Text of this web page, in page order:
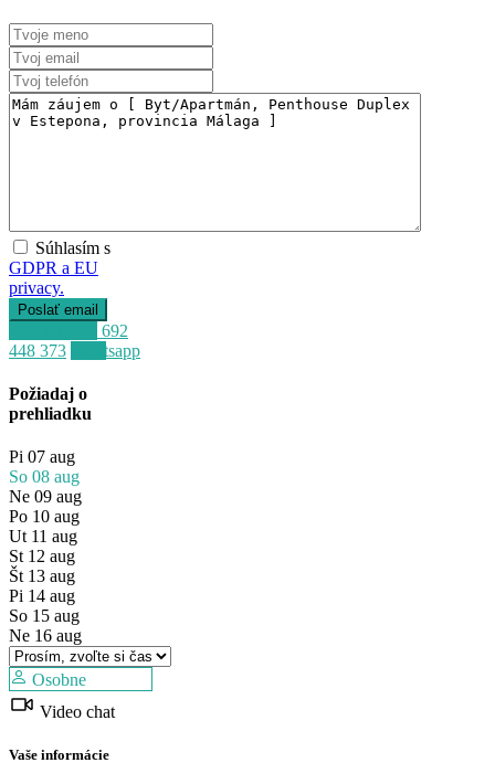
Predaj
Mimo trhu
Súhlasím s
GDPR a EU
privacy.
+34 692
448 373
Whatsapp
Požiadaj o
prehliadku
Pi 07 aug
So 08 aug
Ne 09 aug
Po 10 aug
Ut 11 aug
St 12 aug
Št 13 aug
Pi 14 aug
So 15 aug
Ne 16 aug
Osobne
Video chat
Vaše informácie